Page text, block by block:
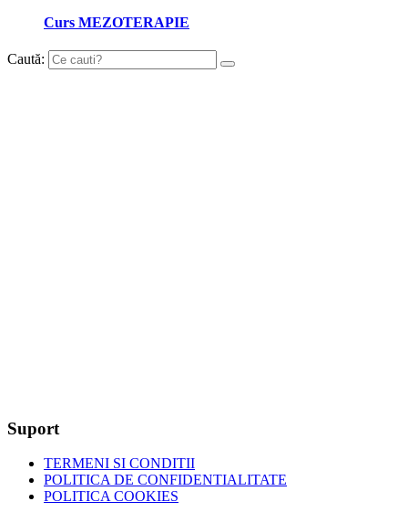
Curs MEZOTERAPIE
Caută:
Suport
TERMENI SI CONDITII
POLITICA DE CONFIDENTIALITATE
POLITICA COOKIES